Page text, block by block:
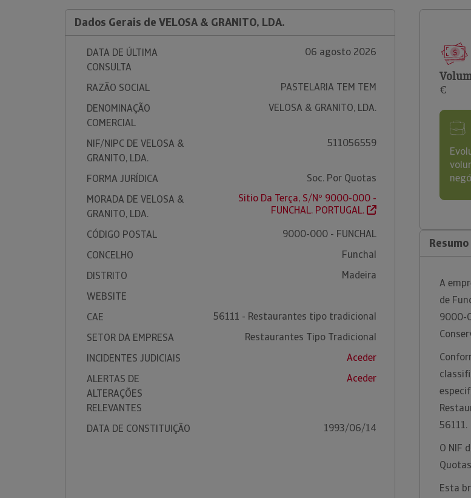
Dados Gerais de VELOSA & GRANITO, LDA.
DATA DE ÚLTIMA
CONSULTA
06 agosto 2026
RAZÃO SOCIAL
PASTELARIA TEM TEM
DENOMINAÇÃO
COMERCIAL
VELOSA & GRANITO, LDA.
NIF/NIPC DE VELOSA &
GRANITO, LDA.
511056559
FORMA JURÍDICA
Soc. Por Quotas
MORADA DE VELOSA &
GRANITO, LDA.
Sitio Da Terça, S/Nº 9000-000 -
FUNCHAL. PORTUGAL.
CÓDIGO POSTAL
9000-000 - FUNCHAL
CONCELHO
Funchal
DISTRITO
Madeira
WEBSITE
CAE
56111 - Restaurantes tipo tradicional
SETOR DA EMPRESA
Restaurantes Tipo Tradicional
INCIDENTES JUDICIAIS
Aceder
ALERTAS DE
ALTERAÇÕES
RELEVANTES
Aceder
DATA DE CONSTITUIÇÃO 1993/06/14
€
A
de
9000-
56111.
O NIF
Esta